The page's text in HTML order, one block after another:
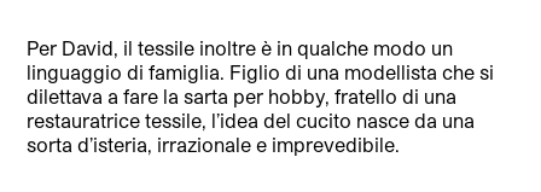
Per David, il tessile inoltre è in qualche modo un
linguaggio di famiglia. Figlio di una modellista che si
dilettava a fare la sarta per hobby, fratello di una
restauratrice tessile, l’idea del cucito nasce da una
sorta d’isteria, irrazionale e imprevedibile.